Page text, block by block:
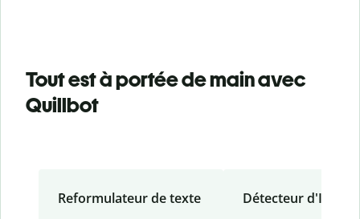
Tout est à portée de main avec
Quillbot
Reformulateur de texte Détecteur d'IA